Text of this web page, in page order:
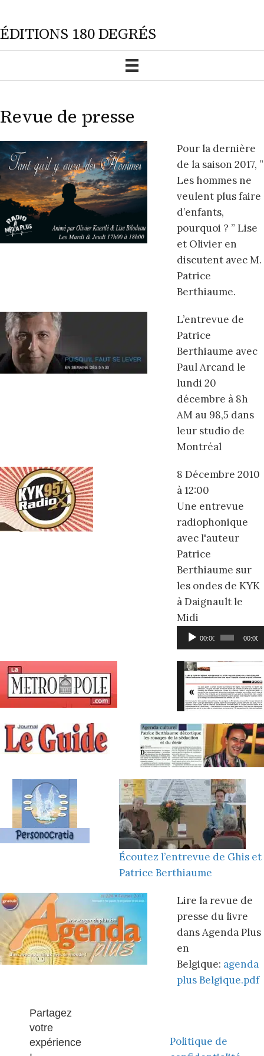
ÉDITIONS 180 DEGRÉS
Revue de presse
Pour la dernière
de la saison 2017, ”
Les hommes ne
veulent plus faire
d’enfants,
pourquoi ? ” Lise
et Olivier en
discutent avec M.
Patrice
Berthiaume.
L’entrevue de
Patrice
Berthiaume avec
Paul Arcand le
lundi 20
décembre à 8h
AM au 98,5 dans
leur studio de
Montréal
8 Décembre 2010
à 12:00
Une entrevue
radiophonique
avec l'auteur
Patrice
Berthiaume sur
les ondes de KYK
à Daignault le
Midi
Lecteur
audio
00:00 00:00
Écoutez l’entrevue de Ghis et
Patrice Berthiaume
Lire la revue de
presse du livre
dans Agenda Plus
en
Belgique: agenda
plus Belgique.pdf
Partagez
votre
expérience
Politique de